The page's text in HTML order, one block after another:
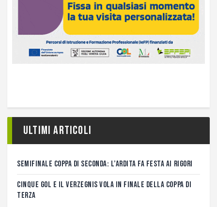
Ultimi articoli
SEMIFINALE COPPA DI SECONDA: L’ARDITA FA FESTA AI RIGORI
CINQUE GOL E IL VERZEGNIS VOLA IN FINALE DELLA COPPA DI
TERZA